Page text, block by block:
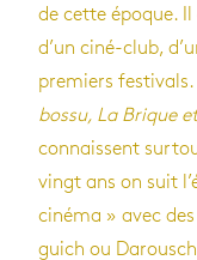
de cette époque.
d’un ciné-club,
pre­miers
bossu, La Brique
connaissent
vingt ans on suit
cinéma » avec
guich ou